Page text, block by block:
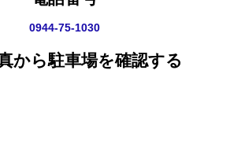
0944-75-1030
から駐車場を確認する